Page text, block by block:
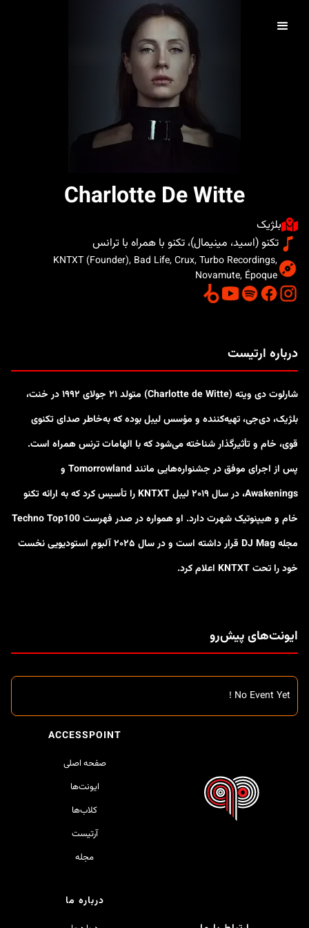
Charlotte De Witte
بلژیک
تکنو (اسید، مینیمال)، تکنو با همراه با ترانس
KNTXT (Founder), Bad Life, Crux, Turbo Recordings,
Novamute, Époque
درباره ارتیست
شارلوت دی ویته (Charlotte de Witte) متولد ۲۱ جولای ۱۹۹۲ در خنت،
بلژیک، دی‌جی، تهیه‌کننده و مؤسس لیبل بوده که به‌خاطر صدای تکنوی
قوی، خام و تأثیرگذار شناخته می‌شود که با الهامات ترنس همراه است.
پس از اجرای موفق در جشنواره‌هایی مانند Tomorrowland و
Awakenings، در سال ۲۰۱۹ لیبل KNTXT را تأسیس کرد که به ارائه تکنو
خام و هیپنوتیک شهرت دارد. او همواره در صدر فهرست Techno Top100
مجله DJ Mag قرار داشته است و در سال ۲۰۲۵ آلبوم استودیویی نخست
خود را تحت KNTXT اعلام کرد.
ایونت‌های پیش‌رو
No Event Yet !
ACCESSPOINT
صفحه اصلی
ایونت‌ها
کلاب‌ها
آرتیست
مجله
درباره ما